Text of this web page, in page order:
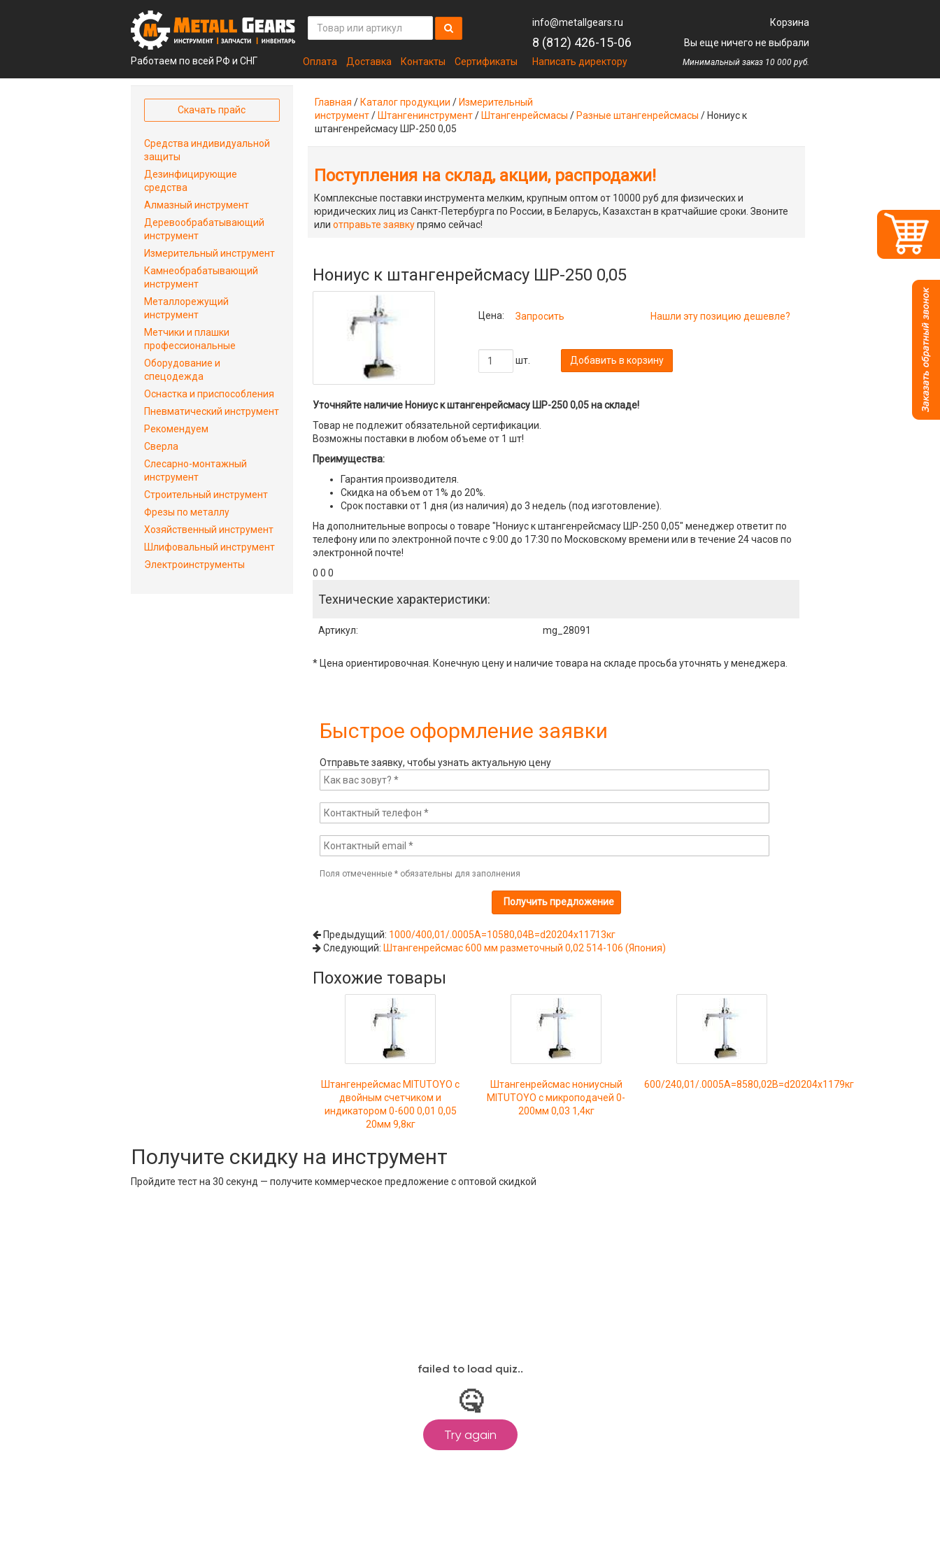
Работаем по всей РФ и СНГ Оплата Доставка Контакты Сертификаты
info@metallgears.ru
8 (812) 426-15-06
Написать директору
Корзина
Вы еще ничего не выбрали
Минимальный заказ 10 000 руб.
Главная / Каталог продукции / Измерительный
инструмент/ Штангенинструмент/ Штангенрейсмасы / Разные штангенрейсмасы / Нониус к
штангенрейсмасу ШР-250 0,05
Поступления на склад, акции, распродажи!
Комплексные поставки инструмента мелким, крупным оптом от 10000 руб для физических и
юридических лиц из Санкт-Петербурга по России, в Беларусь, Казахстан в кратчайшие сроки. Звоните
или отправьте заявкупрямо сейчас!
Нониус к штангенрейсмасу ШР-250 0,05
Цена: Запросить Нашли эту позицию дешевле?
шт. Добавить в корзину
Уточняйте наличие Нониус к штангенрейсмасу ШР-250 0,05 на складе!
Товар не подлежит обязательной сертификации.
Возможны поставки в любом объеме от 1 шт!
Преимущества:
Гарантия производителя.
Скидка на объем от 1% до 20%.
Срок поставки от 1 дня (из наличия) до 3 недель (под изготовление).
На дополнительные вопросы о товаре "Нониус к штангенрейсмасу ШР-250 0,05" менеджер ответит по
телефону или по электронной почте с 9:00 до 17:30 по Московскому времени или в течение 24 часов по
электронной почте!
0 0 0
Технические характеристики:
Артикул: mg_28091
* Цена ориентировочная. Конечную цену и наличие товара на складе просьба уточнять у менеджера.
Быстрое оформление заявки
Отправьте заявку, чтобы узнать актуальную цену
Поля отмеченные *обязательны для заполнения
Предыдущий: 1000/400,01/.0005A=10580,04B=d20204x11713кг
Следующий: Штангенрейсмас 600 мм разметочный 0,02 514-106 (Япония)
Похожие товары
Штангенрейсмас MITUTOYO с
двойным счетчиком и
индикатором 0-600 0,01 0,05
20мм 9,8кг
Штангенрейсмас нониусный
MITUTOYO с микроподачей 0-
200мм 0,03 1,4кг
600/240,01/.0005A=8580,02B=d20204x1179кг
Скачать прайс
Средства индивидуальной
защиты
Дезинфицирующие
средства
Алмазный инструмент
Деревообрабатывающий
инструмент
Измерительный инструмент
Камнеобрабатывающий
инструмент
Металлорежущий
инструмент
Метчики и плашки
профессиональные
Оборудование и
спецодежда
Оснастка и приспособления
Пневматический инструмент
Рекомендуем
Сверла
Слесарно-монтажный
инструмент
Строительный инструмент
Фрезы по металлу
Хозяйственный инструмент
Шлифовальный инструмент
Электроинструменты
Получите скидку на инструмент
Пройдите тест на 30 секунд — получите коммерческое предложение с оптовой скидкой